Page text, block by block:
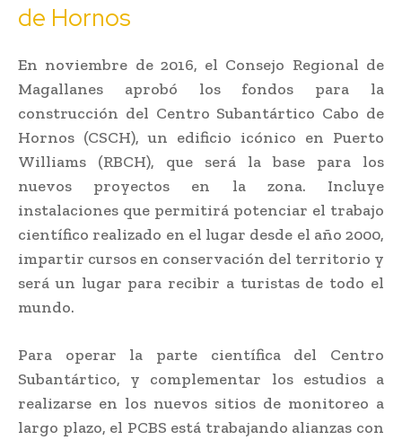
de Hornos
En noviembre de 2016, el Consejo Regional de
Magallanes aprobó los fondos para la
construcción del Centro Subantártico Cabo de
Hornos (CSCH), un edificio icónico en Puerto
Williams (RBCH), que será la base para los
nuevos proyectos en la zona. Incluye
instalaciones que permitirá potenciar el trabajo
científico realizado en el lugar desde el año 2000,
impartir cursos en conservación del territorio y
será un lugar para recibir a turistas de todo el
mundo.
Para operar la parte científica del Centro
Subantártico, y complementar los estudios a
realizarse en los nuevos sitios de monitoreo a
largo plazo, el PCBS está trabajando alianzas con